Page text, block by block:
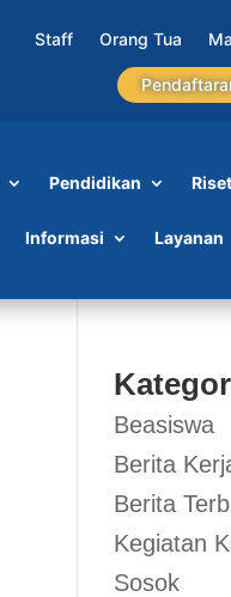
Staff Orang Tua
Pendidikan
Informasi Layanan
Beasiswa
Berita
Berita
Kegiatan
Sosok